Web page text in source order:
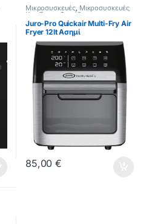
Μικροσυσκευές, Μικροσυσκευές
Κουζίνας Φριτέζες
Juro-Pro Quickair Multi-Fry Air
Fryer 12lt Ασημί
85,00€